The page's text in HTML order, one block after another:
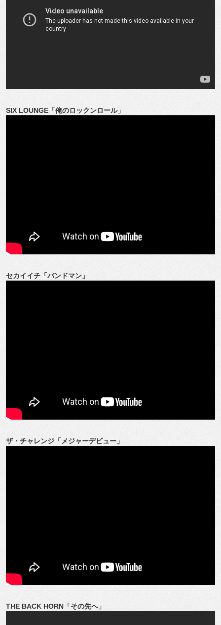
SIX LOUNGE「俺のロックンロール」
セカイイチ「バンドマン」
ザ・チャレンジ「メジャーデビュー」
THE BACK HORN「その先へ」